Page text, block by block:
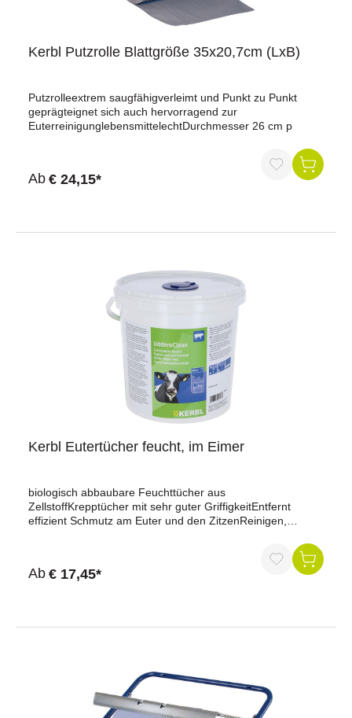
Kerbl Putzrolle Blattgröße 35x20,7cm (LxB)
Putzrolleextrem saugfähigverleimt und Punkt zu Punkt
geprägteignet sich auch hervorragend zur
EuterreinigunglebensmittelechtDurchmesser 26 cm p
Ab € 24,15*
Kerbl Eutertücher feucht, im Eimer
biologisch abbaubare Feuchttücher aus
ZellstoffKrepptücher mit sehr guter GriffigkeitEntfernt
effizient Schmutz am Euter und den ZitzenReinigen,
Milchfluss und verkürzen die Melkzeit100 % Biologisch
Ab € 17,45*